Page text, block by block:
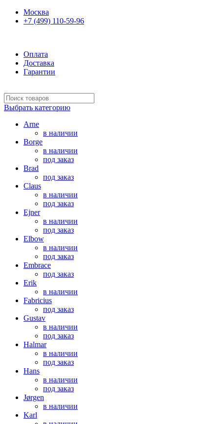
Москва
+7 (499) 110-59-96
Оплата
Доставка
Гарантии
Выбрать категорию
Arne
в наличии
Borge
в наличии
под заказ
Brad
под заказ
Claus
в наличии
под заказ
Ejner
в наличии
под заказ
Elbow
в наличии
под заказ
Embrace
под заказ
Erik
в наличии
Fabricius
под заказ
Gustav
в наличии
под заказ
Halmar
в наличии
под заказ
Hans
в наличии
под заказ
Jørgen
в наличии
Karl